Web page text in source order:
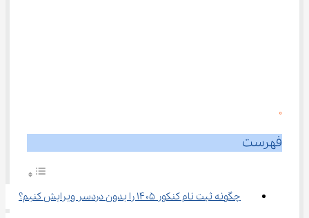
0
فهرست
چگونه ثبت نام کنکور ۱۴۰۵ را بدون دردسر ویرایش کنیم؟